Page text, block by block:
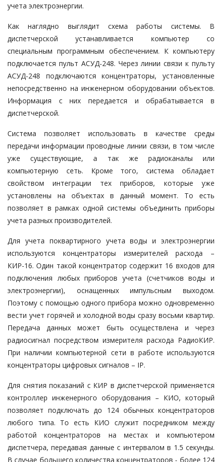
учета электроэнергии.
Как наглядно выглядит схема работы системы. В
диспетчерской устанавливается компьютер со
специальным программным обеспечением. К компьютеру
подключается пульт АСУД-248. Через линии связи к пульту
АСУД-248 подключаются концентраторы, установленные
непосредственно на инженерном оборудовании объектов.
Информация с них передается и обрабатывается в
диспетчерской.
Система позволяет использовать в качестве среды
передачи информации проводные линии связи, в том числе
уже существующие, а так же радиоканалы или
компьютерную сеть. Кроме того, система обладает
свойством интеграции тех приборов, которые уже
установлены на объектах в данный момент. То есть
позволяет в рамках одной системы объединить приборы
учета разных производителей.
Для учета поквартирного учета воды и электроэнергии
используются концентраторы измерителей расхода –
КИР-16. Один такой концентратор содержит 16 входов для
подключения любых приборов учета (счетчиков воды и
электроэнергии), оснащенных импульсным выходом.
Поэтому с помощью одного прибора можно одновременно
вести учет горячей и холодной воды сразу восьми квартир.
Передача данных может быть осуществлена и через
радиосигнал посредством измерителя расхода РадиоКИР.
При наличии компьютерной сети в работе используются
концентраторы цифровых сигналов – IP.
Для снятия показаний с КИР в диспетчерской применяется
контроллер инженерного оборудования – КИО, который
позволяет подключать до 124 обычных концентраторов
любого типа. То есть КИО служит посредником между
работой концентраторов на местах и компьютером
диспетчера, передавая данные с интервалом в 1.5 секунды.
В случае большего количества концентраторов - более 124